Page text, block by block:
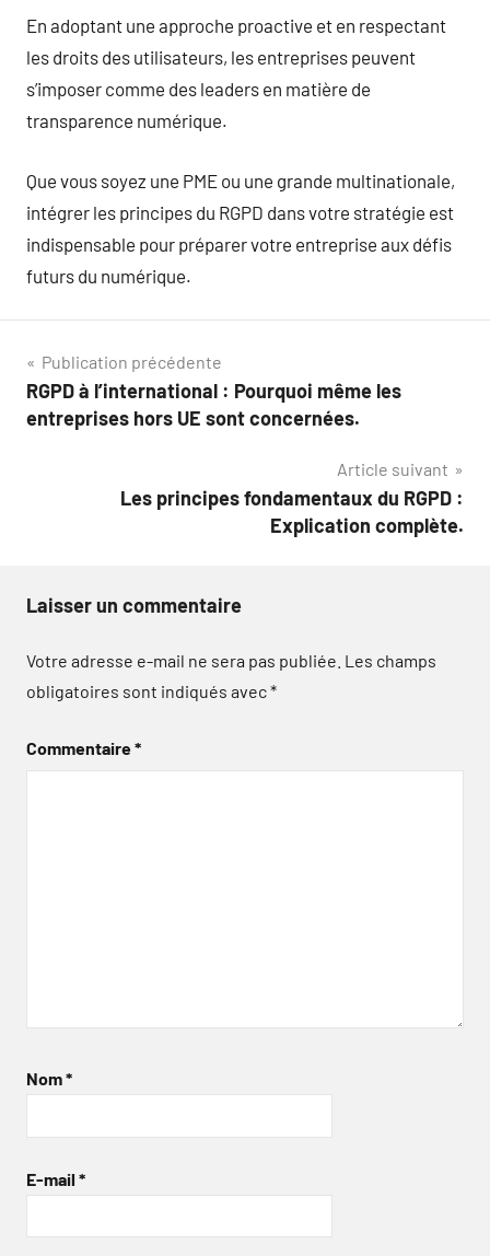
En adoptant une approche proactive et en respectant
les droits des utilisateurs, les entreprises peuvent
s’imposer comme des leaders en matière de
transparence numérique.
Que vous soyez une PME ou une grande multinationale,
intégrer les principes du RGPD dans votre stratégie est
indispensable pour préparer votre entreprise aux défis
futurs du numérique.
Navigation
de
Publication précédente
RGPD à l’international : Pourquoi même les
entreprises hors UE sont concernées.
Article suivant
Les principes fondamentaux du RGPD :
Explication complète.
Laisser un commentaire
Votre adresse e-mail ne sera pas publiée. Les champs
obligatoires sont indiqués avec*
Commentaire*
Nom*
E-mail *